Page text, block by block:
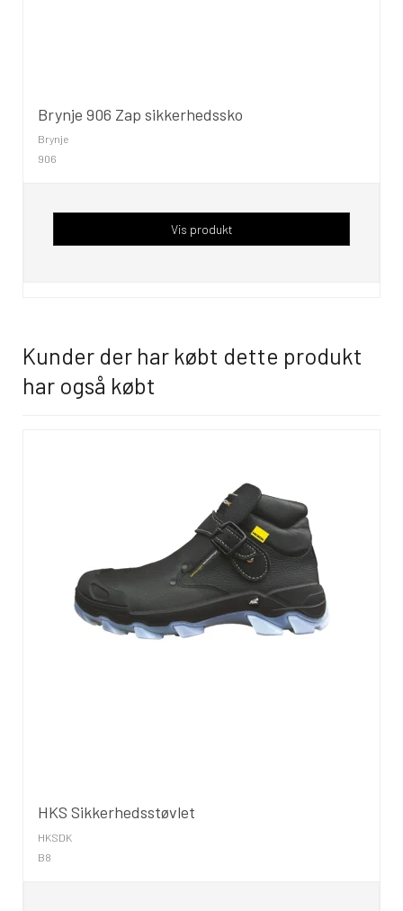
Brynje 906 Zap sikkerhedssko
Brynje
906
Vis produkt
Kunder der har købt dette produkt
har også købt
HKS Sikkerhedsstøvlet
HKSDK
B8